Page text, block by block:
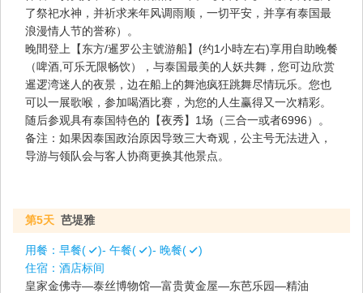
了祭祀水神，并祈求来年风调雨顺，一切平安，并享有泰国最
浪漫情人节的誉称）。
晚間登上【东方/暹罗公主號游船】(约1小時左右)享用自助晚餐
（啤酒,可乐无限畅饮），与泰国最美的人妖共舞，您可边欣赏
暹逻湾迷人的夜景，边在船上的舞池疯狂跳舞尽情玩乐。您也
可以一展歌喉，参加喝酒比赛，为您的人生赢得又一次精彩。
随后参观具有泰国特色的【夜秀】1场（三合一或者6996）。
备注：如果因泰国政治原因导致三大奇观，公主号无法进入，
导游与领队会与客人协商更换其他景点。
第5天 芭堤雅
用餐： 早餐( )- 午餐( )- 晚餐(
)
住宿： 酒店标间
皇家金佛寺—泰丝博物馆—富贵黄金屋—东芭乐园—精油